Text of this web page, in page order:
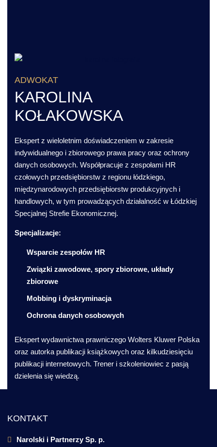
ADWOKAT
KAROLINA
KOŁAKOWSKA
Ekspert z wieloletnim doświadczeniem w zakresie
indywidualnego i zbiorowego prawa pracy oraz ochrony
danych osobowych. Współpracuje z zespołami HR
czołowych przedsiębiorstw z regionu łódzkiego,
międzynarodowych przedsiębiorstw produkcyjnych i
handlowych, w tym prowadzących działalność w Łódzkiej
Specjalnej Strefie Ekonomicznej.
Specjalizacje:
Wsparcie zespołów HR
Związki zawodowe, spory zbiorowe, układy
zbiorowe
Mobbing i dyskryminacja
Ochrona danych osobowych
Ekspert wydawnictwa prawniczego Wolters Kluwer Polska
oraz autorka publikacji książkowych oraz kilkudziesięciu
publikacji internetowych. Trener i szkoleniowiec z pasją
dzielenia się wiedzą.
KONTAKT
Narolski i Partnerzy Sp. p.